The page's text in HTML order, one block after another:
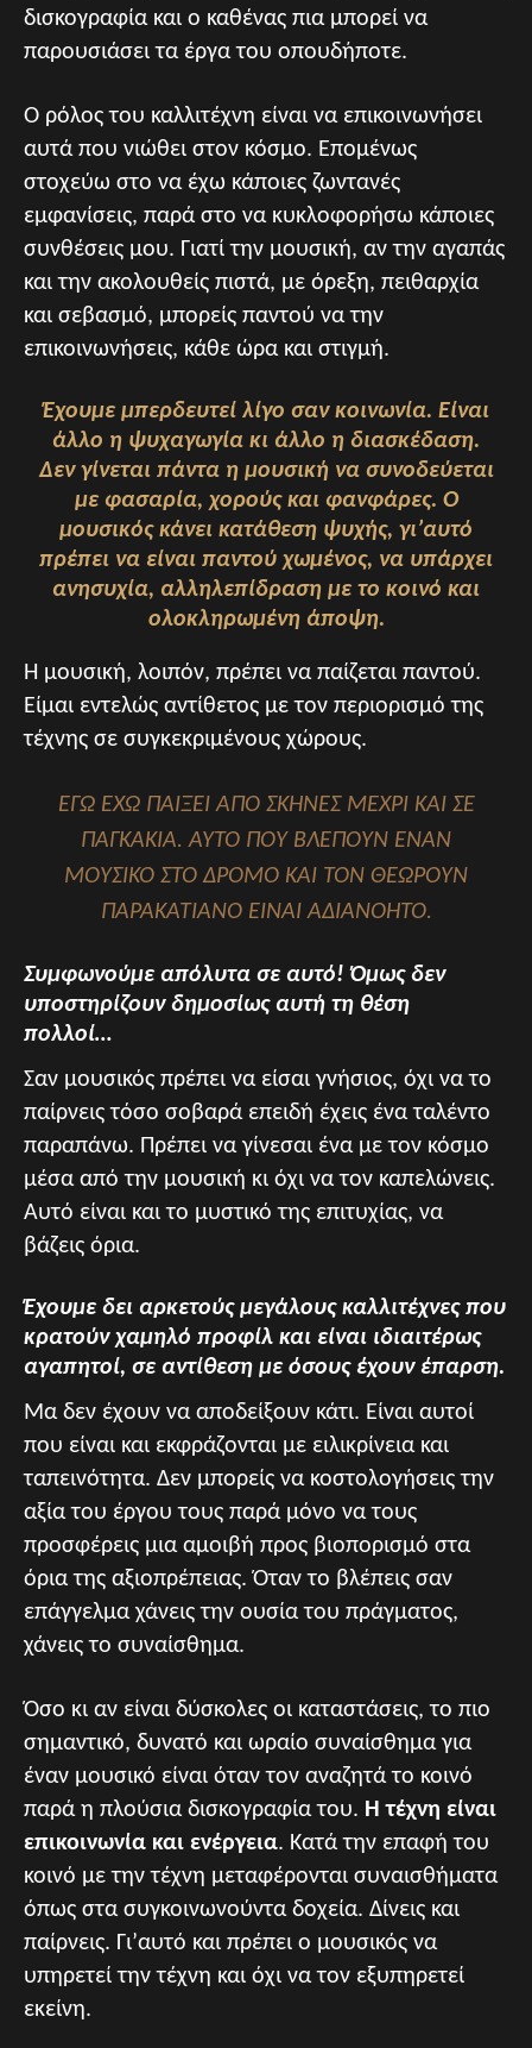
δισκογραφία και ο καθένας πια μπορεί να
παρουσιάσει τα έργα του οπουδήποτε.
Ο ρόλος του καλλιτέχνη είναι να επικοινωνήσει
αυτά που νιώθει στον κόσμο. Επομένως
στοχεύω στο να έχω κάποιες ζωντανές
εμφανίσεις, παρά στο να κυκλοφορήσω κάποιες
συνθέσεις μου. Γιατί την μουσική, αν την αγαπάς
και την ακολουθείς πιστά, με όρεξη, πειθαρχία
και σεβασμό, μπορείς παντού να την
επικοινωνήσεις, κάθε ώρα και στιγμή.
Έχουμε μπερδευτεί λίγο σαν κοινωνία. Είναι
άλλο η ψυχαγωγία κι άλλο η διασκέδαση.
Δεν γίνεται πάντα η μουσική να συνοδεύεται
με φασαρία, χορούς και φανφάρες. Ο
μουσικός κάνει κατάθεση ψυχής, γι’αυτό
πρέπει να είναι παντού χωμένος, να υπάρχει
ανησυχία, αλληλεπίδραση με το κοινό και
ολοκληρωμένη άποψη.
Η μουσική, λοιπόν, πρέπει να παίζεται παντού.
Είμαι εντελώς αντίθετος με τον περιορισμό της
τέχνης σε συγκεκριμένους χώρους.
ΕΓΏ ΈΧΩ ΠΑΊΞΕΙ ΑΠΌ ΣΚΗΝΈΣ ΜΈΧΡΙ ΚΑΙ ΣΕ
ΠΑΓΚΆΚΙΑ. ΑΥΤΌ ΠΟΥ ΒΛΈΠΟΥΝ ΈΝΑΝ
ΜΟΥΣΙΚΌ ΣΤΟ ΔΡΌΜΟ ΚΑΙ ΤΟΝ ΘΕΩΡΟΎΝ
ΠΑΡΑΚΑΤΙΑΝΌ ΕΊΝΑΙ ΑΔΙΑΝΌΗΤΟ.
Συμφωνούμε απόλυτα σε αυτό! Όμως δεν
υποστηρίζουν δημοσίως αυτή τη θέση
πολλοί…
Σαν μουσικός πρέπει να είσαι γνήσιος, όχι να το
παίρνεις τόσο σοβαρά επειδή έχεις ένα ταλέντο
παραπάνω. Πρέπει να γίνεσαι ένα με τον κόσμο
μέσα από την μουσική κι όχι να τον καπελώνεις.
Αυτό είναι και το μυστικό της επιτυχίας, να
βάζεις όρια.
Έχουμε δει αρκετούς μεγάλους καλλιτέχνες που
κρατούν χαμηλό προφίλ και είναι ιδιαιτέρως
αγαπητοί, σε αντίθεση με όσους έχουν έπαρση.
Μα δεν έχουν να αποδείξουν κάτι. Είναι αυτοί
που είναι και εκφράζονται με ειλικρίνεια και
ταπεινότητα. Δεν μπορείς να κοστολογήσεις την
αξία του έργου τους παρά μόνο να τους
προσφέρεις μια αμοιβή προς βιοπορισμό στα
όρια της αξιοπρέπειας. Όταν το βλέπεις σαν
επάγγελμα χάνεις την ουσία του πράγματος,
χάνεις το συναίσθημα.
Όσο κι αν είναι δύσκολες οι καταστάσεις, το πιο
σημαντικό, δυνατό και ωραίο συναίσθημα για
έναν μουσικό είναι όταν τον αναζητά το κοινό
παρά η πλούσια δισκογραφία του. Η τέχνη είναι
επικοινωνία και ενέργεια. Κατά την επαφή του
κοινό με την τέχνη μεταφέρονται συναισθήματα
όπως στα συγκοινωνούντα δοχεία. Δίνεις και
παίρνεις. Γι’αυτό και πρέπει ο μουσικός να
υπηρετεί την τέχνη και όχι να τον εξυπηρετεί
εκείνη.